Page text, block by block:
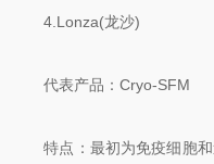
4.Lonza(龙沙)
代表产品：Cryo-SFM
特点：最初为免疫细胞和